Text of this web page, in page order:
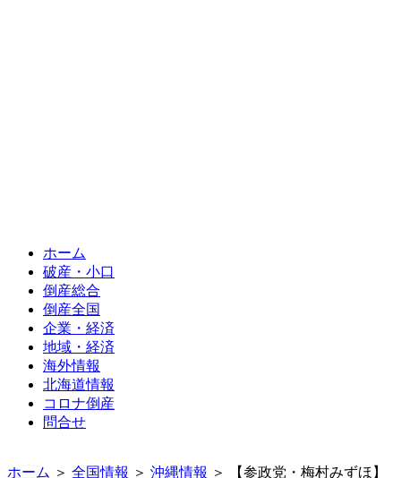
ホーム
破産・小口
倒産総合
倒産全国
企業・経済
地域・経済
海外情報
北海道情報
コロナ倒産
問合せ
ホーム ＞ 全国情報 ＞ 沖縄情報 ＞ 【参政党・梅村みずほ】